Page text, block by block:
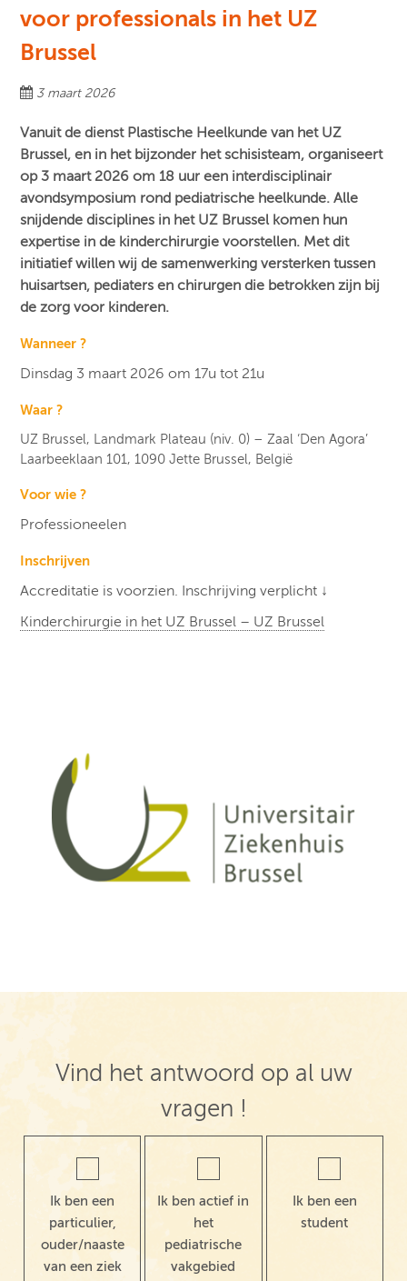
voor professionals in het UZ
Brussel
3 maart 2026
Vanuit de dienst Plastische Heelkunde van het UZ
Brussel, en in het bijzonder het schisisteam, organiseert
op 3 maart 2026 om 18 uur een interdisciplinair
avondsymposium rond pediatrische heelkunde. Alle
snijdende disciplines in het UZ Brussel komen hun
expertise in de kinderchirurgie voorstellen. Met dit
initiatief willen wij de samenwerking versterken tussen
huisartsen, pediaters en chirurgen die betrokken zijn bij
de zorg voor kinderen.
Wanneer ?
Dinsdag 3 maart 2026 om 17u tot 21u
Waar ?
UZ Brussel, Landmark Plateau (niv. 0) – Zaal ‘Den Agora’
Laarbeeklaan 101, 1090 Jette Brussel, België
Voor wie ?
Professioneelen
Inschrijven
Accreditatie is voorzien. Inschrijving verplicht ↓
Kinderchirurgie in het UZ Brussel – UZ Brussel
Vind het antwoord op al uw
vragen !
Ik ben een
particulier,
ouder/naaste
van een ziek
Ik ben actief in
het
pediatrische
vakgebied
Ik ben een
student